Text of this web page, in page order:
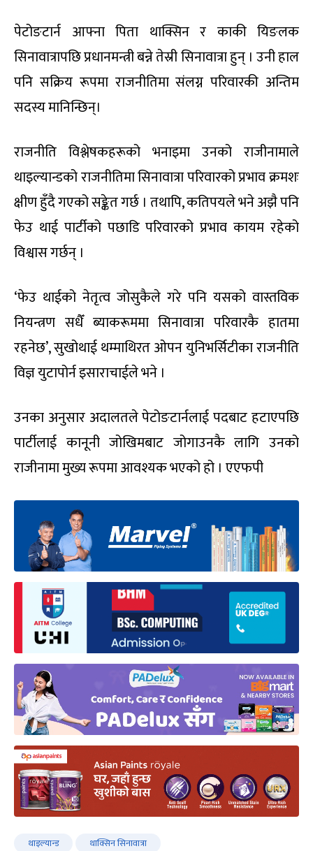
पेटोङटार्न आफ्ना पिता थाक्सिन र काकी यिङलक
सिनावात्रापछि प्रधानमन्त्री बन्ने तेस्री सिनावात्रा हुन् । उनी हाल
पनि सक्रिय रूपमा राजनीतिमा संलग्न परिवारकी अन्तिम
सदस्य मानिन्छिन्।
राजनीति विश्लेषकहरूको भनाइमा उनको राजीनामाले
थाइल्यान्डको राजनीतिमा सिनावात्रा परिवारको प्रभाव क्रमशः
क्षीण हुँदै गएको सङ्केत गर्छ । तथापि, कतिपयले भने अझै पनि
फेउ थाई पार्टीको पछाडि परिवारको प्रभाव कायम रहेको
विश्वास गर्छन् ।
‘फेउ थाईको नेतृत्व जोसुकैले गरे पनि यसको वास्तविक
नियन्त्रण सधैँ ब्याकरूममा सिनावात्रा परिवारकै हातमा
रहनेछ’, सुखोथाई थम्माथिरत ओपन युनिभर्सिटीका राजनीति
विज्ञ युटापोर्न इसाराचाईले भने ।
उनका अनुसार अदालतले पेटोङटार्नलाई पदबाट हटाएपछि
पार्टीलाई कानूनी जोखिमबाट जोगाउनकै लागि उनको
राजीनामा मुख्य रूपमा आवश्यक भएको हो । एएफपी
थाइल्यान्ड थाक्सिन सिनावात्रा